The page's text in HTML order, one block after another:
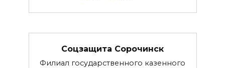
Соцзащита Сорочинск
Филиал государственного казенного